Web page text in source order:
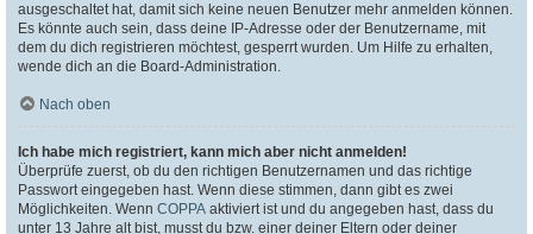
ausgeschaltet hat, damit sich keine neuen Benutzer mehr anmelden können.
Es könnte auch sein, dass deine IP-Adresse oder der Benutzername, mit
dem du dich registrieren möchtest, gesperrt wurden. Um Hilfe zu erhalten,
wende dich an die Board-Administration.
Nach oben
Ich habe mich registriert, kann mich aber nicht anmelden!
Überprüfe zuerst, ob du den richtigen Benutzernamen und das richtige
Passwort eingegeben hast. Wenn diese stimmen, dann gibt es zwei
Möglichkeiten. Wenn COPPA aktiviert ist und du angegeben hast, dass du
unter 13 Jahre alt bist, musst du bzw. einer deiner Eltern oder deiner